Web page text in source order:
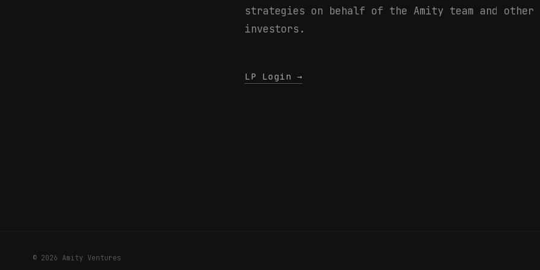
strategies on behalf of the Amity team and other
investors .
LP Login →
© 2026 Amity Ventures